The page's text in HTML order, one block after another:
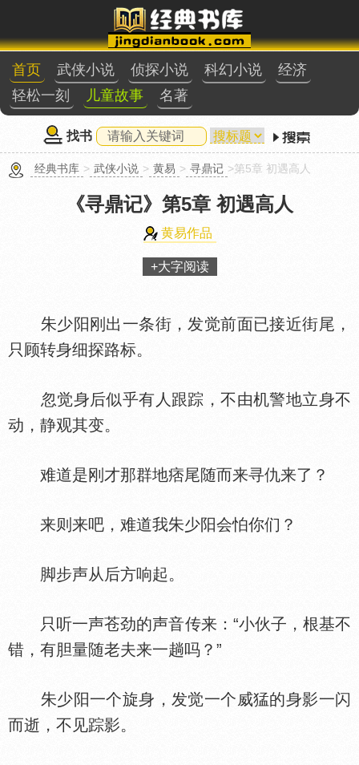
首页 武侠小说 侦探小说 科幻小说
经济
轻松一刻
儿童故事 名著
找书
经典书库 > 武侠小说 > 黄易 > 寻鼎记 >第5章 初遇高人
《寻鼎记》 第5章 初遇高人
黄易作品
+大字阅读
朱少阳刚出一条街，发觉前面已接近街尾，
只顾转身细探路标。
忽觉身后似乎有人跟踪，不由机警地立身不
动，静观其变。
难道是刚才那群地痞尾随而来寻仇来了？
来则来吧，难道我朱少阳会怕你们？
脚步声从后方响起。
只听一声苍劲的声音传来：“小伙子，根基不
错，有胆量随老夫来一趟吗？”
朱少阳一个旋身，发觉一个威猛的身影一闪
而逝，不见踪影。